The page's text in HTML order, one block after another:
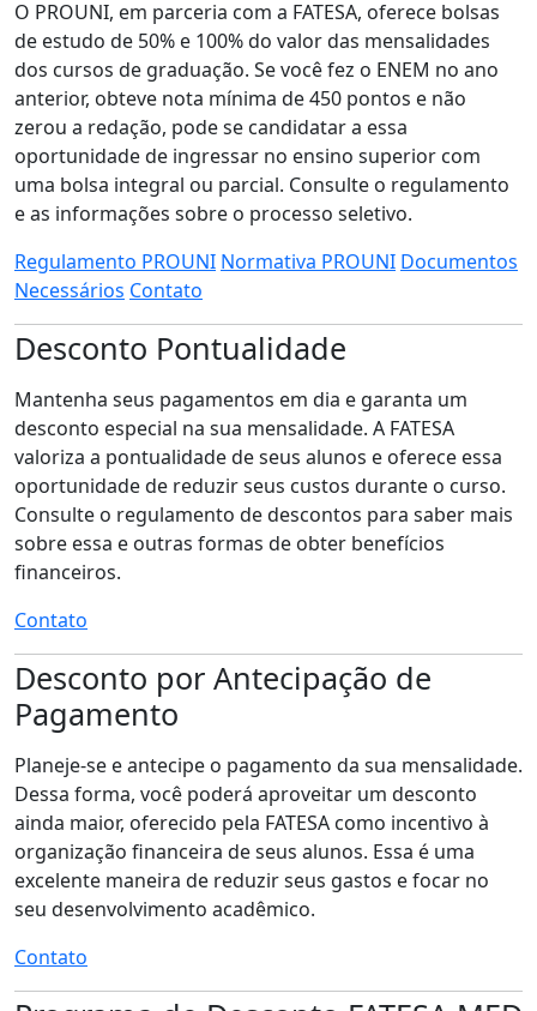
O PROUNI, em parceria com a FATESA, oferece bolsas
de estudo de 50% e 100% do valor das mensalidades
dos cursos de graduação. Se você fez o ENEM no ano
anterior, obteve nota mínima de 450 pontos e não
zerou a redação, pode se candidatar a essa
oportunidade de ingressar no ensino superior com
uma bolsa integral ou parcial. Consulte o regulamento
e as informações sobre o processo seletivo.
Regulamento PROUNI Normativa PROUNI Documentos
Necessários Contato
Desconto Pontualidade
Mantenha seus pagamentos em dia e garanta um
desconto especial na sua mensalidade. A FATESA
valoriza a pontualidade de seus alunos e oferece essa
oportunidade de reduzir seus custos durante o curso.
Consulte o regulamento de descontos para saber mais
sobre essa e outras formas de obter benefícios
financeiros.
Contato
Desconto por Antecipação de
Pagamento
Planeje-se e antecipe o pagamento da sua mensalidade.
Dessa forma, você poderá aproveitar um desconto
ainda maior, oferecido pela FATESA como incentivo à
organização financeira de seus alunos. Essa é uma
excelente maneira de reduzir seus gastos e focar no
seu desenvolvimento acadêmico.
Contato